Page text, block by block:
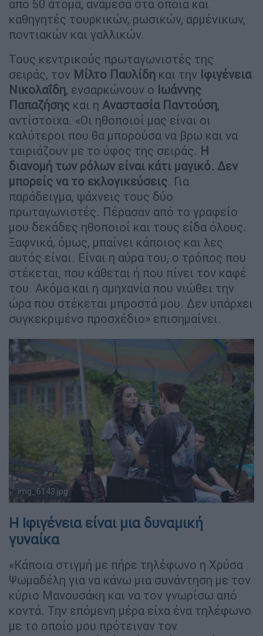
από 50 άτομα, ανάμεσα στα οποία και
καθηγητές τουρκικών, ρωσικών, αρμένικων,
ποντιακών και γαλλικών.
Τους κεντρικούς πρωταγωνιστές της
σειράς, τον Μίλτο Παυλίδη και την Ιφιγένεια
Νικολαΐδη, ενσαρκώνουν ο Ιωάννης
Παπαζήσης και η Αναστασία Παντούση,
αντίστοιχα. «Οι ηθοποιοί μας είναι οι
καλύτεροι που θα μπορούσα να βρω και να
ταιριάζουν με το ύφος της σειράς. Η
διανομή των ρόλων είναι κάτι μαγικό. Δεν
μπορείς να το εκλογικεύσεις. Για
παράδειγμα, ψάχνεις τους δύο
πρωταγωνιστές. Πέρασαν από το γραφείο
μου δεκάδες ηθοποιοί και τους είδα όλους.
Ξαφνικά, όμως, μπαίνει κάποιος και λες
αυτός είναι. Είναι η αύρα του, ο τρόπος που
στέκεται, που κάθεται ή που πίνει τον καφέ
του. Ακόμα και η αμηχανία που νιώθει την
ώρα που στέκεται μπροστά μου. Δεν υπάρχει
συγκεκριμένο προσχέδιο» επισημαίνει.
img_6143.jpg
Copyright: Ethnos.gr / Άθα Σκοταρά
Η Ιφιγένεια είναι μια δυναμική
γυναίκα
«Κάποια στιγμή με πήρε τηλέφωνο η Χρύσα
Ψωμαδέλη για να κάνω μια συνάντηση με τον
κύριο Μανουσάκη και να τον γνωρίσω από
κοντά. Την επόμενη μέρα είχα ένα τηλέφωνο
με το οποίο μου πρότειναν τον